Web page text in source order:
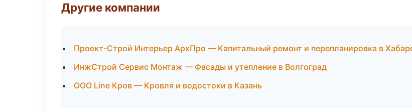
Другие компании
Проект-Строй Интерьер АрхПро — Капитальный ремонт и перепланировка в
ИнжСтрой Сервис Монтаж — Фасады и утепление в Волгоград
ООО Line Кров — Кровля и водостоки в Казань